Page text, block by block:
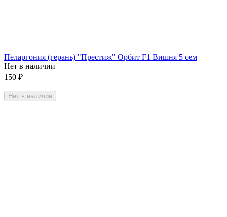
Пеларгония (герань) "Престиж" Орбит F1 Вишня 5 сем
Нет в наличии
150 ₽
Нет в наличии